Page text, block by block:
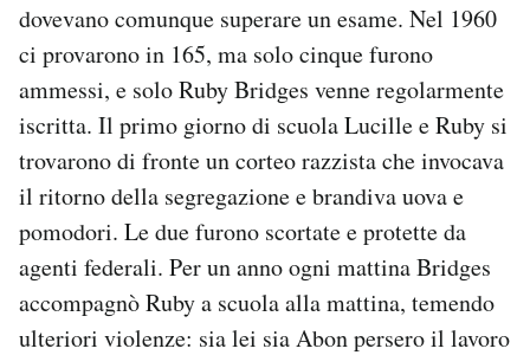
dovevano comunque superare un esame. Nel 1960
ci provarono in 165, ma solo cinque furono
ammessi, e solo Ruby Bridges venne regolarmente
iscritta. Il primo giorno di scuola Lucille e Ruby si
trovarono di fronte un corteo razzista che invocava
il ritorno della segregazione e brandiva uova e
pomodori. Le due furono scortate e protette da
agenti federali. Per un anno ogni mattina Bridges
accompagnò Ruby a scuola alla mattina, temendo
ulteriori violenze: sia lei sia Abon persero il lavoro